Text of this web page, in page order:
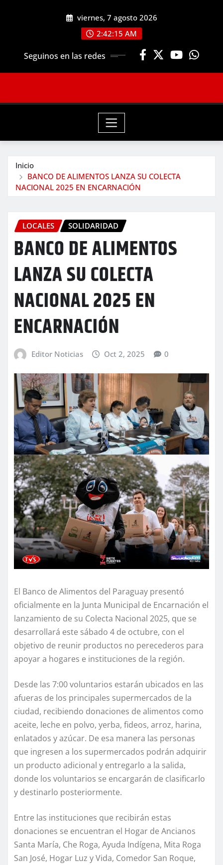
viernes, 7 agosto 2026
2:42:16 AM
Seguinos en las redes
Inicio
BANCO DE ALIMENTOS LANZA SU COLECTA
NACIONAL 2025 EN ENCARNACIÓN
LOCALES SOLIDARIDAD
BANCO DE ALIMENTOS
LANZA SU COLECTA
NACIONAL 2025 EN
ENCARNACIÓN
Editor Noticias Oct 2, 2025 0
El Banco de Alimentos del Paraguay presentó
oficialmente en la Junta Municipal de Encarnación el
lanzamiento de su Colecta Nacional 2025, que se
desarrollará este sábado 4 de octubre, con el
objetivo de reunir productos no perecederos para
apoyar a hogares e instituciones de la región.
Desde las 7:00 voluntarios estarán ubicados en las
afueras de los principales supermercados de la
ciudad, recibiendo donaciones de alimentos como
aceite, leche en polvo, yerba, fideos, arroz, harina,
enlatados y azúcar. De esa manera las personas
que ingresen a los supermercados podrán adquirir
un producto adicional y entregarlo a la salida,
donde los voluntarios se encargarán de clasificarlo
y destinarlo posteriormente.
Entre las instituciones que recibirán estas
donaciones se encuentran el Hogar de Ancianos
Santa María, Che Roga, Ayuda Indígena, Mita Roga
San José, Hogar Luz y Vida, Comedor San Roque,